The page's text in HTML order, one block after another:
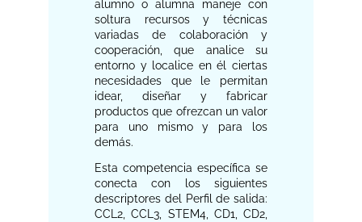
alumno o alumna maneje con
soltura recursos y técnicas
variadas de colaboración y
cooperación, que analice su
entorno y localice en él ciertas
necesidades que le permitan
idear, diseñar y fabricar
productos que ofrezcan un valor
para uno mismo y para los
demás.
Esta competencia específica se
conecta con los siguientes
descriptores del Perfil de salida:
CCL2, CCL3, STEM4, CD1, CD2,